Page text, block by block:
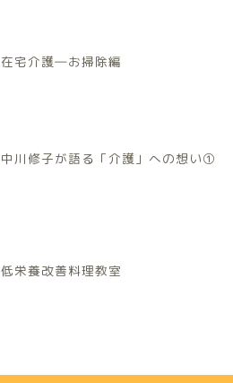
在宅介護―お掃除編
中川修子が語る「介護」への想い①
低栄養改善料理教室